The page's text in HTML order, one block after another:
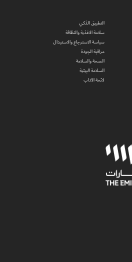
التطبيق الذكي
سلامة الاغذية والنظافة
سياسة الاسترجاع والاستبدال
مراقبة الجودة
الصحة والسلامة
السلامة البيئية
لائحة الآداب